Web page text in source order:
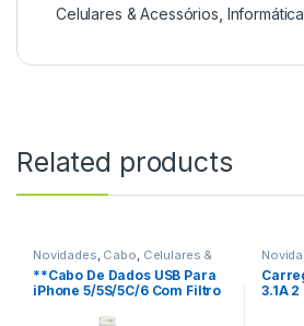
Celulares & Acessórios Informática
Related products
Novidades, Cabo, Celulares &
Acessórios
**Cabo De Dados USB Para
iPhone 5/5S/5C/6 Com Filtro
3.1A